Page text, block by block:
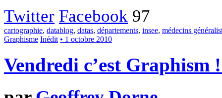
Twitter Facebook 97
cartographie, datablog, datas, départements, insee, médecins
Graphisme Inédit • 1 octobre 2010
Vendredi c’est Graphism